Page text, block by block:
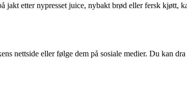
etter nypresset juice, nybakt brød eller fersk kjøtt,
nettside eller følge dem på sosiale medier. Du kan